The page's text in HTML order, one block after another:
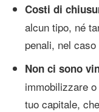
Costi di
alcun tipo, né
penali, nel
Non ci sono
immobilizzare
tuo capitale,